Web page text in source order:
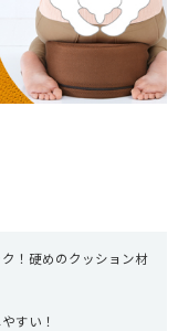
！硬めのクッション材
すい！